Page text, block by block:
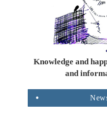
Knowledge and
and